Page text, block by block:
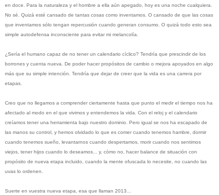
en doce. Para la naturaleza y el hombre a ella aún apegado , hoy es una noche cualquiera.
No sé. Quizá esté cansado de tantas cosas como inventamos. O cansado de que las cosas
que inventamos sólo tengan repercusión cuando generan consumo. O quizá todo esto sea
simple autodefensa inconsciente para evitar mi melancolía.
¿Sería el humano capaz de no tener un calendario cíclico? Tendría que prescindir de los
borrones y cuenta nueva. De poder hacer propósitos de cambio o mejora apoyados en algo
más que su simple intención. Tendría que dejar de creer que la vida es una carrera por
etapas.
Creo que no llegamos a comprender ciertamente hasta que punto el medir el tiempo nos ha
afectado al modo en el que vivimos y entendemos la vida. Con el reloj y el calendario
creíamos tener una herramienta bajo nuestro dominio. Pero igual se nos ha escapado de
las manos su control, y hemos olvidado lo que es comer cuando tenemos hambre, dormir
cuando tenemos sueño, levantarnos cuando despertamos, morir cuando nos sentimos
viejos, tener hijos cuando lo deseamos... y, cómo no, hacer balance de situación con
propósito de nueva etapa incluido, cuando la mente ofuscada lo necesite, no cuando las
uvas lo ordenen.
Suerte en vuestra nueva etapa, esa que llaman 2013...